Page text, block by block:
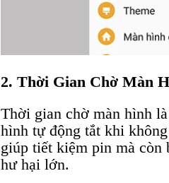
2. Thời Gian Chờ Màn
Thời gian chờ màn hình
hình tự động tắt khi
giúp tiết kiệm pin mà còn
hư hại lớn.